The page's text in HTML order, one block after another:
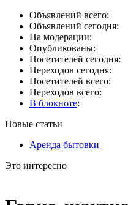
Объявлений всего:
Объявлений сегодня:
На модерации:
Опубликованы:
Посетителей сегодня:
Переходов сегодня:
Посетителей всего:
Переходов всего:
В блокноте:
Новые статьи
Аренда бытовки
Это интересно